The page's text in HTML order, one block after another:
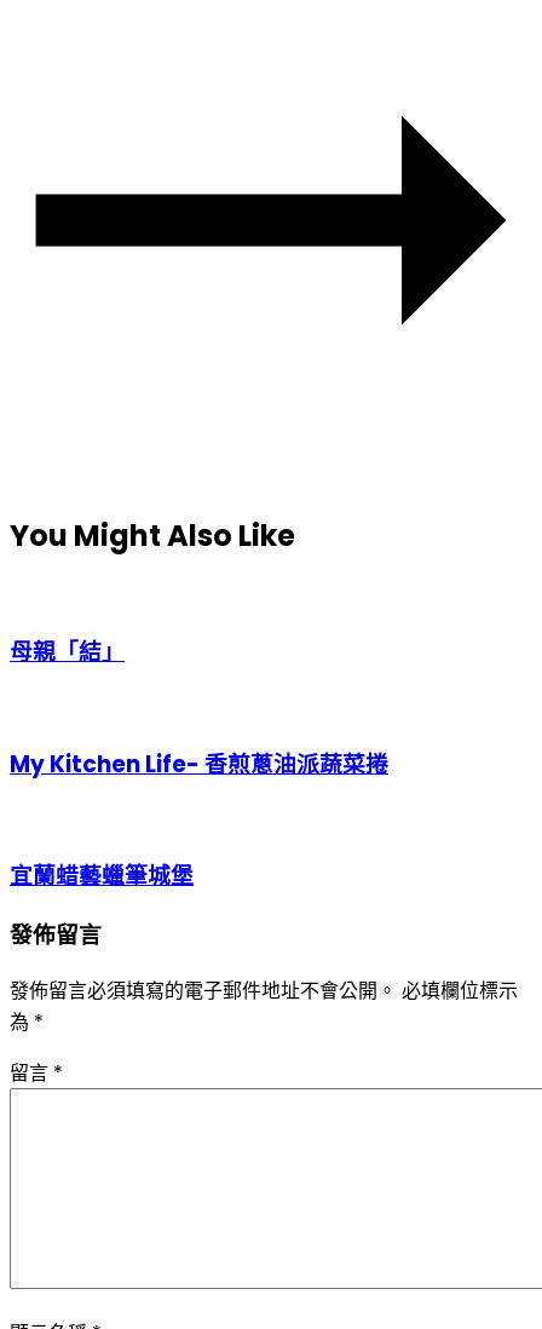
You Might Also Like
母親「結」
My Kitchen Life- 香煎蔥油派蔬菜捲
宜蘭蜡藝蠟筆城堡
發佈留言
發佈留言必須填寫的電子郵件地址不會公開。 必填欄位標示
為 *
留言 *